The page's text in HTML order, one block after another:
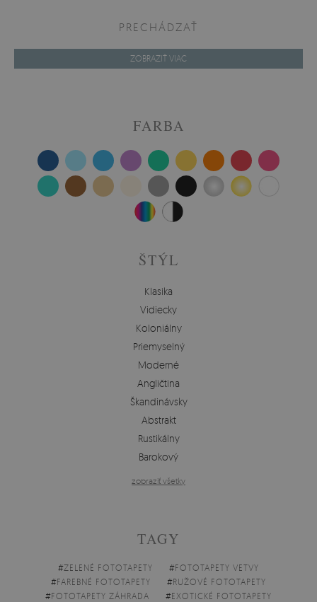
PRECHÁDZAŤ
ZOBRAZIŤ VIAC
FARBA
ŠTÝL
Klasika
Vidiecky
Koloniálny
Priemyselný
Moderné
Angličtina
Škandinávsky
Abstrakt
Rustikálny
Barokový
zobraziť všetky
TAGY
#ZELENÉ FOTOTAPETY #FOTOTAPETY VETVY
#FAREBNÉ FOTOTAPETY #RUŽOVÉ FOTOTAPETY
#FOTOTAPETY ZÁHRADA #EXOTICKÉ FOTOTAPETY